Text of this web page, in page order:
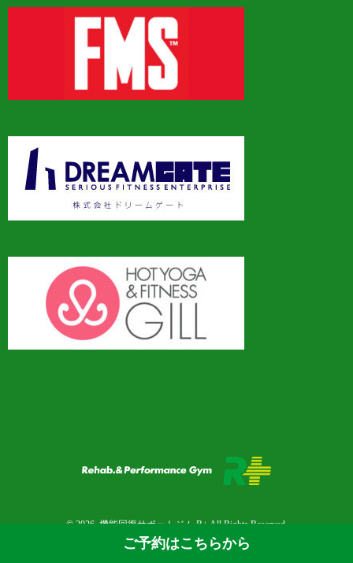
ご予約はこちらから
© 2026. 機能回復サポートジム R+ All Rights Reserved.